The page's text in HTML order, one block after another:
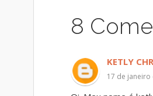
8
KETLY
17 de janeiro